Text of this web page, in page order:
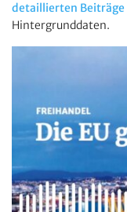
detaillierten Beiträge
Hintergrunddaten.